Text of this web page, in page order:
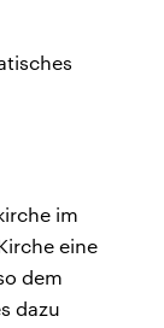
im
eine
dem
dazu